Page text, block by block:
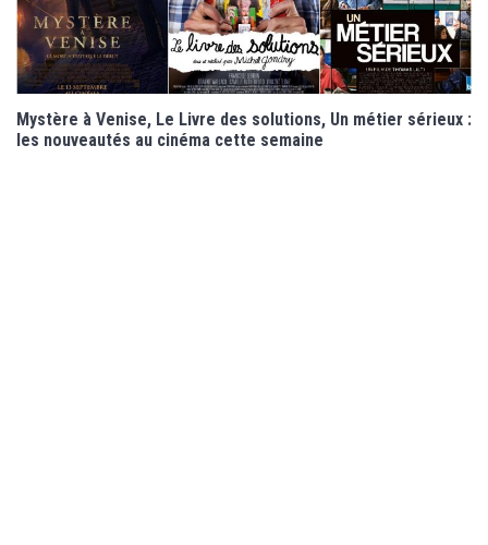
Mystère à Venise, Le Livre des solutions, Un métier sérieux :
les nouveautés au cinéma cette semaine